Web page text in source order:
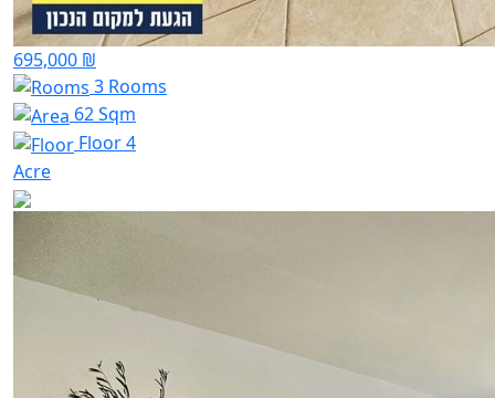
695,000 ₪
3 Rooms
62 Sqm
Floor 4
Acre